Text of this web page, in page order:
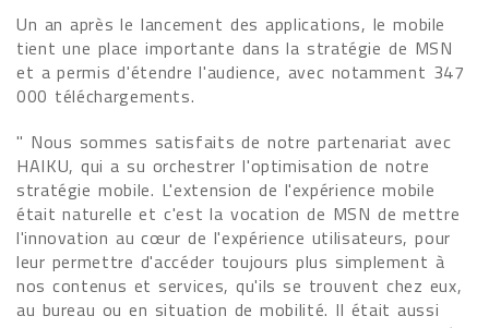
Un an après le lancement des applications, le mobile
tient une place importante dans la stratégie de MSN
et a permis d'étendre l'audience, avec notamment 347
000 téléchargements.
" Nous sommes satisfaits de notre partenariat avec
HAIKU, qui a su orchestrer l'optimisation de notre
stratégie mobile. L'extension de l'expérience mobile
était naturelle et c'est la vocation de MSN de mettre
l'innovation au cœur de l'expérience utilisateurs, pour
leur permettre d'accéder toujours plus simplement à
nos contenus et services, qu'ils se trouvent chez eux,
au bureau ou en situation de mobilité. Il était aussi